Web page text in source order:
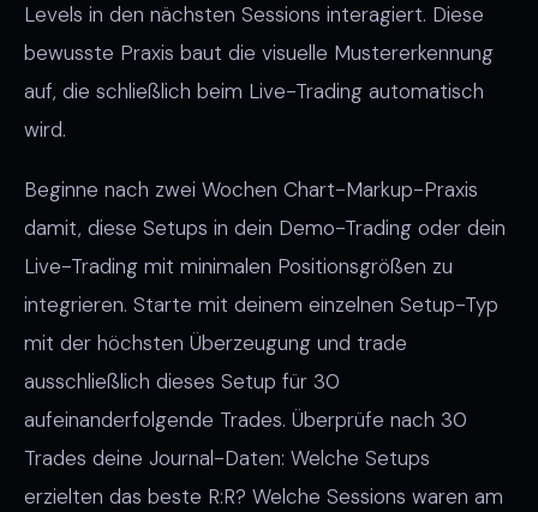
Levels in den nächsten Sessions interagiert. Diese
bewusste Praxis baut die visuelle Mustererkennung
auf, die schließlich beim Live-Trading automatisch
wird.
Beginne nach zwei Wochen Chart-Markup-Praxis
damit, diese Setups in dein Demo-Trading oder dein
Live-Trading mit minimalen Positionsgrößen zu
integrieren. Starte mit deinem einzelnen Setup-Typ
mit der höchsten Überzeugung und trade
ausschließlich dieses Setup für 30
aufeinanderfolgende Trades. Überprüfe nach 30
Trades deine Journal-Daten: Welche Setups
erzielten das beste R:R? Welche Sessions waren am